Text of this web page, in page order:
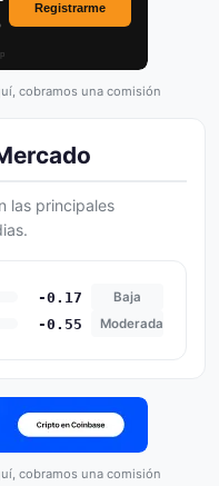
cobramos una comisión
las principales
-0.17 Baja
-0.55 Moderada
cobramos una comisión